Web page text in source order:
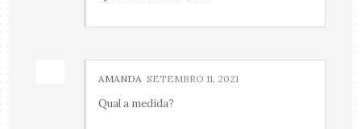
AMANDA SETEMBRO 11, 2021
Qual a medida?